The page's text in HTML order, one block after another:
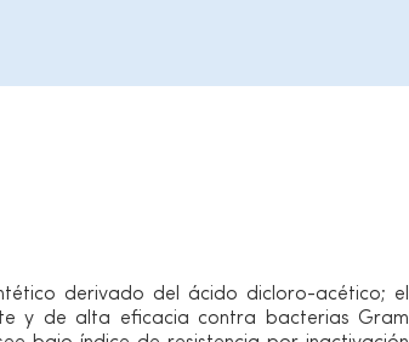
derivado del ácido dicloro-acético; el
y de alta eficacia contra bacterias Gram